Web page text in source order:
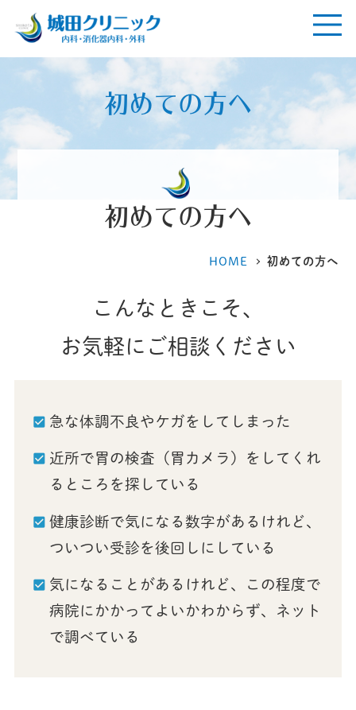
初めての方へ
初めての方へ
HOME 初めての方へ
こんなときこそ、
お気軽にご相談ください
急な体調不良やケガをしてしまった
近所で胃の検査（胃カメラ）をしてくれ
るところを探している
健康診断で気になる数字があるけれど、
ついつい受診を後回しにしている
気になることがあるけれど、この程度で
病院にかかってよいかわからず、ネット
で調べている